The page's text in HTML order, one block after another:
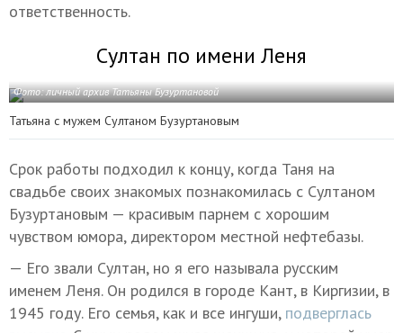
ответственность.
Султан по имени Леня
Фото: личный архив Татьяны Бузуртановой
Татьяна с мужем Султаном Бузуртановым
Срок работы подходил к концу, когда Таня на
свадьбе своих знакомых познакомилась с Султаном
Бузуртановым — красивым парнем с хорошим
чувством юмора, директором местной нефтебазы.
— Его звали Султан, но я его называла русским
именем Леня. Он родился в городе Кант, в Киргизии, в
1945 году. Его семья, как и все ингуши, подверглась